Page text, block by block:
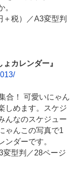
。
＋税）／A3変型判
カレンダー』
合！ 可愛いにゃん
しめます。スケジ
んなのスケジュー
ゃんこの写真で1
ダーです。
変型判／28ページ